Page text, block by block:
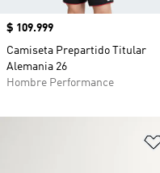
Precio
$ 109.999
Camiseta Prepartido Titular
Alemania 26
Hombre Performance